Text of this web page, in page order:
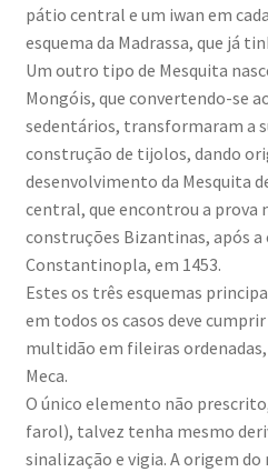
pátio central e um iwan em
esquema da Madrassa, que já
Um outro tipo de Mesquita
Mongóis, que convertendo-se
sedentários, transformaram a
construção de tijolos, dando
desenvolvimento da Mesquita
central, que encontrou a prova
construções Bizantinas, após a
Constantinopla, em 1453.
Estes os três esquemas
em todos os casos deve
multidão em fileiras
Meca.
O único elemento não
farol), talvez tenha mesmo
sinalização e vigia. A origem